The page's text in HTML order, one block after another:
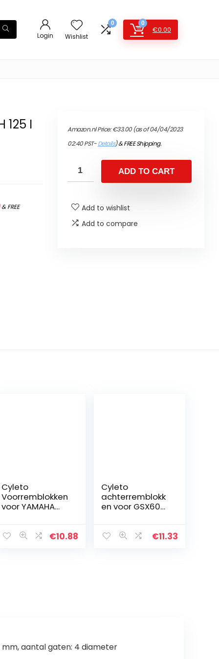
Login Wishlist
0 0
€0.00
125 I
&FREE
Amazon.nl Price:€33.00(as of 04/04/2023
02:40 PST-Details)&FREE Shipping.
ADD TO CART
Add to wishlist
Add to compare
Cyleto
Voorremblokken
voor YAMAHA
2010 2011 2012
€10.88
Cyleto
achterremblokk
en voor GSX600
2006 / RF600€11.33
aantal gaten: 4 diameter